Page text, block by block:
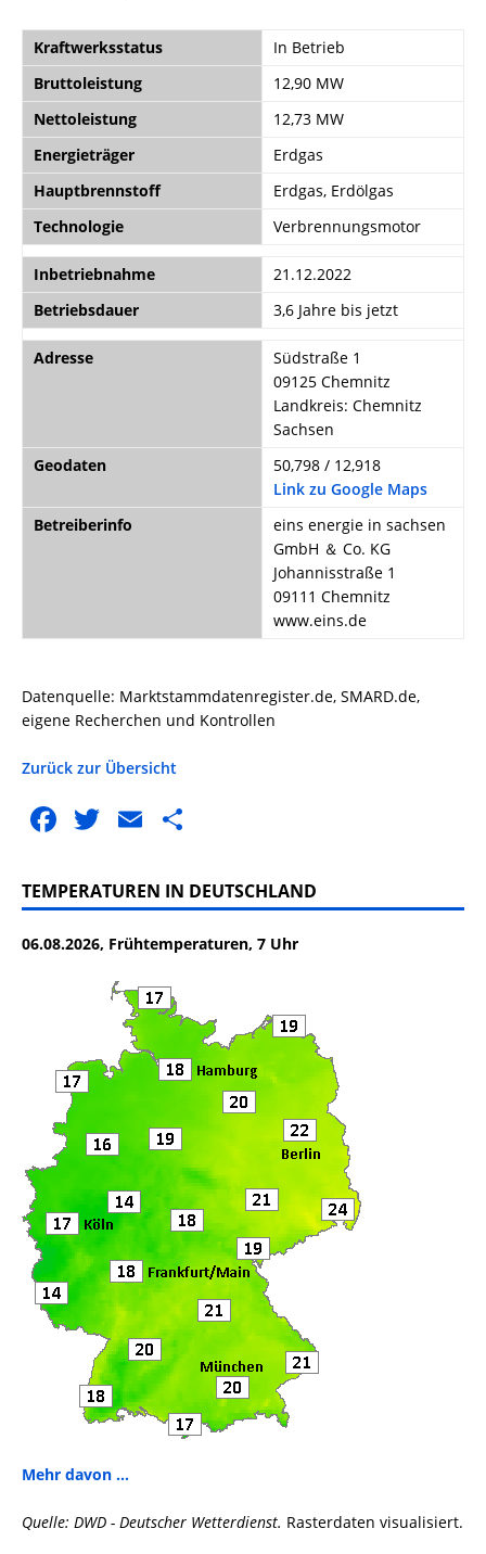
Kraftwerksstatus
In Betrieb
Bruttoleistung
12,90 MW
Nettoleistung
12,73 MW
Energieträger
Erdgas
Hauptbrennstoff
Erdgas, Erdölgas
Technologie
Verbrennungsmotor
Inbetriebnahme
21.12.2022
Betriebsdauer
3,6 Jahre bis jetzt
Adresse
Südstraße 1
09125 Chemnitz
Landkreis: Chemnitz
Sachsen
Geodaten
50,798 / 12,918
Link zu Google Maps
Betreiberinfo
eins energie in sachsen
GmbH ＆ Co. KG
Johannisstraße 1
09111 Chemnitz
www.eins.de
Datenquelle: Marktstammdatenregister.de, SMARD.de,
eigene Recherchen und Kontrollen
Zurück zur Übersicht
F
c
e
b
k
T
it
te
r
E
ai
l
le
n
TEMPERATUREN IN DEUTSCHLAND
06.08.2026, Frühtemperaturen, 7 Uhr
Mehr davon ...
Quelle: DWD - Deutscher Wetterdienst. Rasterdaten visualisiert.